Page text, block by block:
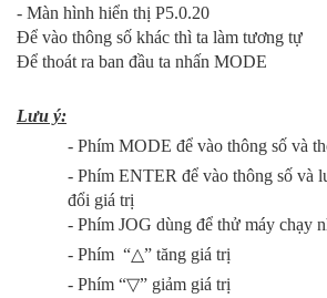
- Màn hình hiển thị P5.0.20
Để vào thông số khác thì ta làm tương tự
Để thoát ra ban đầu ta nhấn MODE
Lưu ý:
- Phím MODE để vào thông số và
- Phím ENTER để vào thông số và
đổi giá trị
- Phím JOG dùng để thử máy chạy
- Phím “△” tăng giá trị
- Phím “▽” giảm giá trị